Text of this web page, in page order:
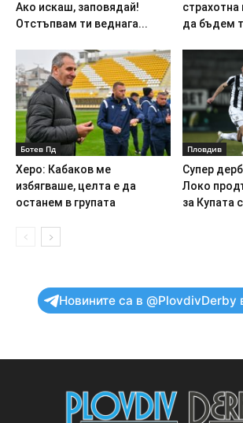
Ако искаш, заповядай!
Отстъпвам ти веднага...
страхотна
да бъдем
Ботев Пд
Херо: Кабаков ме
избягваше, целта е да
останем в групата
Пловдив
Супер
Локо
за Купата
Новините са в @PlovdivDerby